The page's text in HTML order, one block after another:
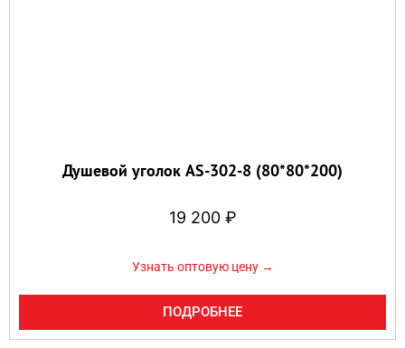
Душевой уголок AS-302-8 (80*80*200)
19 200 ₽
Узнать оптовую цену →
ПОДРОБНЕЕ